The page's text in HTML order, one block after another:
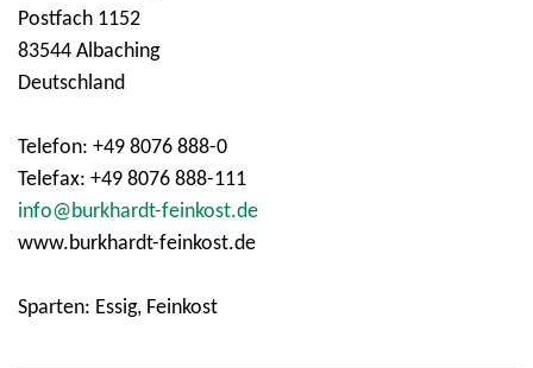
Postfach 1152
83544 Albaching
Deutschland
Telefon: +49 8076 888-0
Telefax: +49 8076 888-111
info@burkhardt-feinkost.de
www.burkhardt-feinkost.de
Sparten: Essig, Feinkost